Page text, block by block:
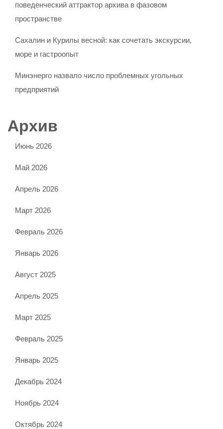
поведенческий аттрактор архива в фазовом
пространстве
Сахалин и Курилы весной: как сочетать экскурсии,
море и гастроопыт
Минэнерго назвало число проблемных угольных
предприятий
Архив
Июнь 2026
Май 2026
Апрель 2026
Март 2026
Февраль 2026
Январь 2026
Август 2025
Апрель 2025
Март 2025
Февраль 2025
Январь 2025
Декабрь 2024
Ноябрь 2024
Октябрь 2024